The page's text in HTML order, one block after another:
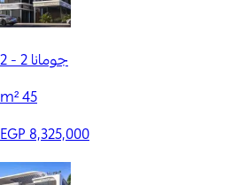
جومانا 2 - 2
45
m²
EGP 8,325,000